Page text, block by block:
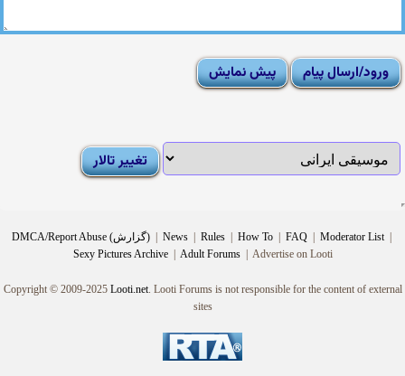
DMCA/Report Abuse (گزارش) | News | Rules | How To | FAQ | Moderator List |
Sexy Pictures Archive | Adult Forums |Advertise on Looti
Copyright © 2009-2025 Looti.net. Looti Forums is not responsible for the content of external
sites